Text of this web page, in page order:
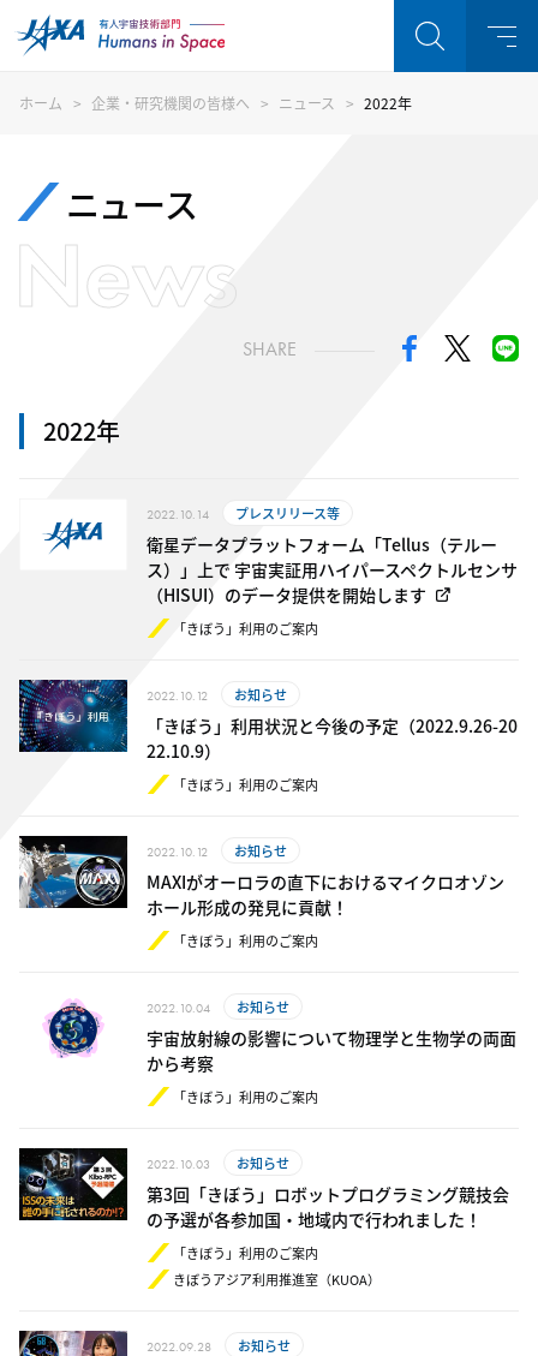
ホーム 企業・研究機関の皆様へ ニュース 2022年
ニュース
News
SHARE
2022年
2022.10.14 プレスリリース等
衛星データプラットフォーム「Tellus（テルー
ス）」上で 宇宙実証用ハイパースペクトルセンサ
（HISUI）のデータ提供を開始します
「きぼう」利用のご案内
2022.10.12 お知らせ
「きぼう」利用状況と今後の予定（2​0​2​2​.​9.26-​2​0​
2​2​.​10.9）
「きぼう」利用のご案内
2022.10.12 お知らせ
MAXIがオーロラの直下におけるマイクロオゾン
ホール形成の発見に貢献！
「きぼう」利用のご案内
2022.10.04 お知らせ
宇宙放射線の影響について物理学と生物学の両面
から考察
「きぼう」利用のご案内
2022.10.03 お知らせ
第3回「きぼう」ロボットプログラミング競技会
の予選が各参加国・地域内で行われました！
「きぼう」利用のご案内
きぼうアジア利用推進室（KUOA）
2022.09.28 お知らせ